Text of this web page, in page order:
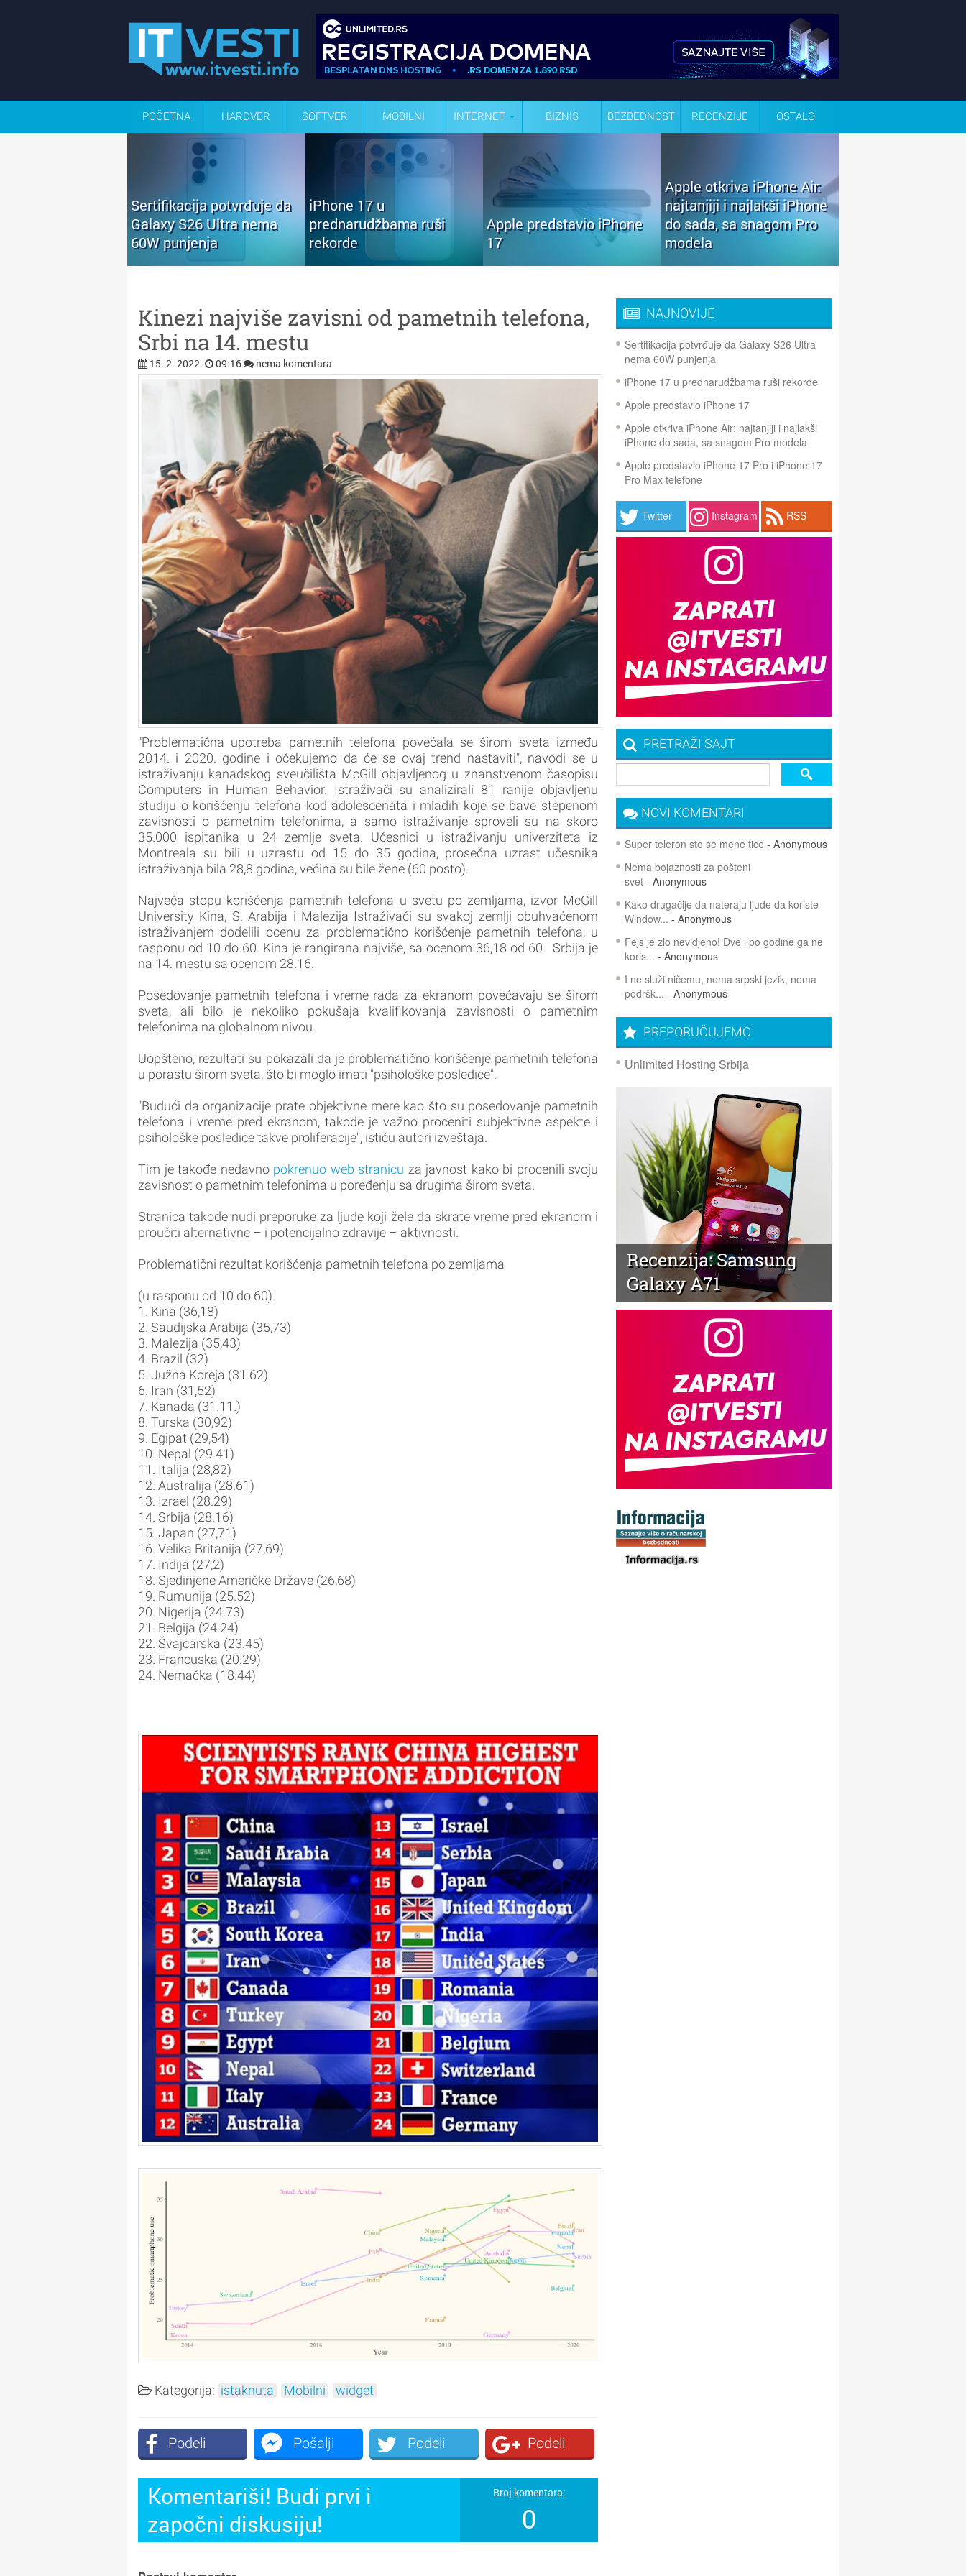
POČETNA HARDVER SOFTVER MOBILNI INTERNET BIZNIS BEZBEDNOST RECENZIJE OSTALO
Sertifikacija potvrđuje da
Galaxy S26 Ultra nema
60W punjenja
iPhone 17 u
prednarudžbama ruši
rekorde
Apple predstavio iPhone
17
Apple otkriva iPhone Air:
najtanjiji i najlakši iPhone
do sada, sa snagom Pro
modela
Kinezi najviše zavisni od pametnih telefona,
Srbi na 14. mestu
15. 2. 2022. 09:16 nema komentara
"Problematična upotreba pametnih telefona povećala se širom sveta između
2014. i 2020. godine i očekujemo da će se ovaj trend nastaviti", navodi se u
istraživanju kanadskog sveučilišta McGill objavljenog u znanstvenom časopisu
Computers in Human Behavior. Istraživači su analizirali 81 ranije objavljenu
studiju o korišćenju telefona kod adolescenata i mladih koje se bave stepenom
zavisnosti o pametnim telefonima, a samo istraživanje sproveli su na skoro
35.000 ispitanika u 24 zemlje sveta. Učesnici u istraživanju univerziteta iz
Montreala su bili u uzrastu od 15 do 35 godina, prosečna uzrast učesnika
istraživanja bila 28,8 godina, većina su bile žene (60 posto).
Najveća stopu korišćenja pametnih telefona u svetu po zemljama, izvor McGill
University Kina, S. Arabija i Malezija Istraživači su svakoj zemlji obuhvaćenom
istraživanjem dodelili ocenu za problematično korišćenje pametnih telefona, u
rasponu od 10 do 60. Kina je rangirana najviše, sa ocenom 36,18 od 60. Srbija je
na 14. mestu sa ocenom 28.16.
Posedovanje pametnih telefona i vreme rada za ekranom povećavaju se širom
sveta, ali bilo je nekoliko pokušaja kvalifikovanja zavisnosti o pametnim
telefonima na globalnom nivou.
Uopšteno, rezultati su pokazali da je problematično korišćenje pametnih telefona
u porastu širom sveta, što bi moglo imati "psihološke posledice".
"Budući da organizacije prate objektivne mere kao što su posedovanje pametnih
telefona i vreme pred ekranom, takođe je važno proceniti subjektivne aspekte i
psihološke posledice takve proliferacije", ističu autori izveštaja.
Tim je takođe nedavno pokrenuo web stranicu za javnost kako bi procenili svoju
zavisnost o pametnim telefonima u poređenju sa drugima širom sveta.
Stranica takođe nudi preporuke za ljude koji žele da skrate vreme pred ekranom i
proučiti alternativne – i potencijalno zdravije – aktivnosti.
Problematični rezultat korišćenja pametnih telefona po zemljama
(u rasponu od 10 do 60).
1. Kina (36,18)
2. Saudijska Arabija (35,73)
3. Malezija (35,43)
4. Brazil (32)
5. Južna Koreja (31.62)
6. Iran (31,52)
7. Kanada (31.11.)
8. Turska (30,92)
9. Egipat (29,54)
10. Nepal (29.41)
11. Italija (28,82)
12. Australija (28.61)
13. Izrael (28.29)
14. Srbija (28.16)
15. Japan (27,71)
16. Velika Britanija (27,69)
17. Indija (27,2)
18. Sjedinjene Američke Države (26,68)
19. Rumunija (25.52)
20. Nigerija (24.73)
21. Belgija (24.24)
22. Švajcarska (23.45)
23. Francuska (20.29)
24. Nemačka (18.44)
Kategorija: istaknuta Mobilni widget
Podeli Pošalji Podeli Podeli
Komentariši! Budi prvi i
započni diskusiju!
Broj komentara:
0
NAJNOVIJE
Sertifikacija potvrđuje da Galaxy S26 Ultra
nema 60W punjenja
iPhone 17 u prednarudžbama ruši rekorde
Apple predstavio iPhone 17
Apple otkriva iPhone Air: najtanjiji i najlakši
iPhone do sada, sa snagom Pro modela
Apple predstavio iPhone 17 Pro i iPhone 17
Pro Max telefone
Twitter Instagram RSS
PRETRAŽI SAJT
NOVI KOMENTARI
Super teleron sto se mene tice - Anonymous
Nema bojaznosti za pošteni
svet - Anonymous
Kako drugačije da nateraju ljude da koriste
Window... - Anonymous
Fejs je zlo nevidjeno! Dve i po godine ga ne
koris... - Anonymous
I ne služi ničemu, nema srpski jezik, nema
podršk... - Anonymous
PREPORUČUJEMO
Unlimited Hosting Srbija
Recenzija: Samsung
Galaxy A71